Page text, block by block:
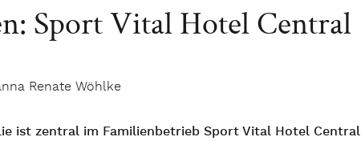
Sport Vital Hotel Central
Renate Wöhlke
ist zentral im Familienbetrieb Sport Vital Hotel Central